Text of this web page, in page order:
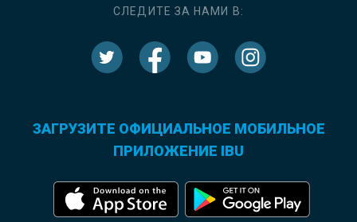
СЛЕДИТЕ ЗА НАМИ В:
ЗАГРУЗИТЕ ОФИЦИАЛЬНОЕ МОБИЛЬНОЕ
ПРИЛОЖЕНИЕ IBU